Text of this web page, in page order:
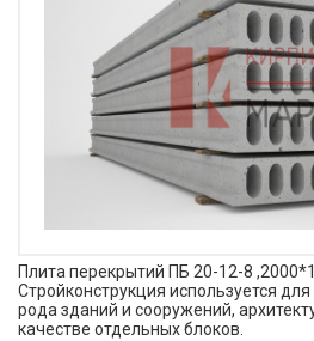
Плита перекрытий ПБ 20-12-8
Стройконструкция используется
рода зданий и сооружений,
качестве отдельных блоков.